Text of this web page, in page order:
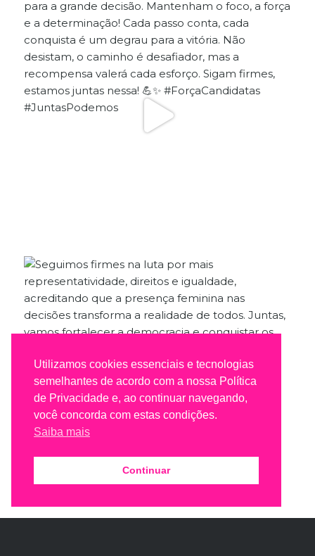
Utilizamos cookies essenciais e tecnologias
semelhantes de acordo com a nossa Política
de Privacidade e, ao continuar navegando,
você concorda com estas condições.
Saiba mais
Continuar